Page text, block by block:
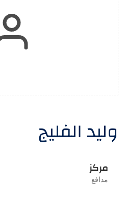
وليد الفليج
مركز
مدافع